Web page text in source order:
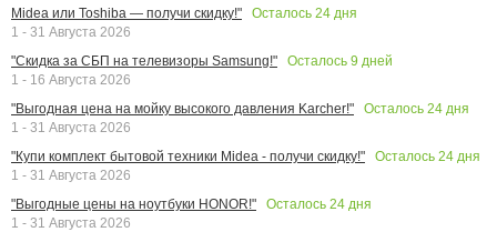
Midea или Toshiba — получи скидку!"
Осталось 24 дня
1 - 31 Августа 2026
"Скидка за СБП на телевизоры Samsung!"
Осталось 9 дней
1 - 16 Августа 2026
"Выгодная цена на мойку высокого давления Karcher!"
Осталось 24 дня
1 - 31 Августа 2026
"Купи комплект бытовой техники Midea - получи скидку!"
Осталось 24 дня
1 - 31 Августа 2026
"Выгодные цены на ноутбуки HONOR!"
Осталось 24 дня
1 - 31 Августа 2026